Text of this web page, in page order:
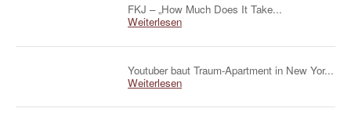
FKJ – „How Much Does It Take...
Weiterlesen
Youtuber baut Traum-Apartment in New Yor...
Weiterlesen